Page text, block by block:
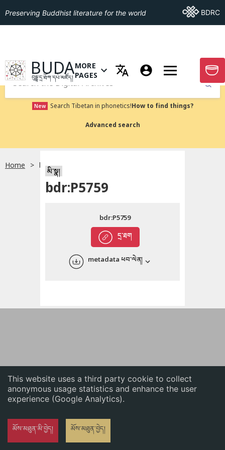
This website uses a third party cookie to collect
anonymous usage statistics and enhance the user
experience (Google Analytics).
མོས་མཐུན་མི་བྱེད། མོས་མཐུན་བྱེད།
English
Preserving Buddhist literature for the world Go ToBDRC
GO TO HOMEPAGE
BUDA
བུདྡྷ་དྲ་ཐོག་དཔེ་མཛོད།
OPEN MENU OF MORE PAGES
MORE
PAGES
GO
Submit
New Search Tibetan in phonetics!How to find things?
Advanced search
Home bdr:P5759
མི་སྣ།
bdr:P5759
དྲ་ཐག
bdr:P5759
metadata ཕབ་ལེན།